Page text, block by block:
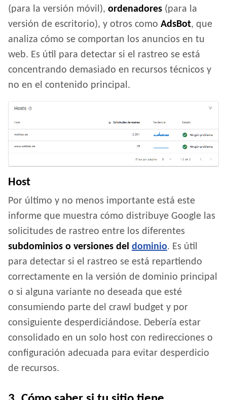
(para la versión móvil), ordenadores (para la
versión de escritorio), y otros como AdsBot, que
analiza cómo se comportan los anuncios en tu
web. Es útil para detectar si el rastreo se está
concentrando demasiado en recursos técnicos y
no en el contenido principal.
Host
Por último y no menos importante está este
informe que muestra cómo distribuye Google las
solicitudes de rastreo entre los diferentes
subdominios o versiones del dominio. Es útil
para detectar si el rastreo se está repartiendo
correctamente en la versión de dominio principal
o si alguna variante no deseada que esté
consumiendo parte del crawl budget y por
consiguiente desperdiciándose. Debería estar
consolidado en un solo host con redirecciones o
configuración adecuada para evitar desperdicio
de recursos.